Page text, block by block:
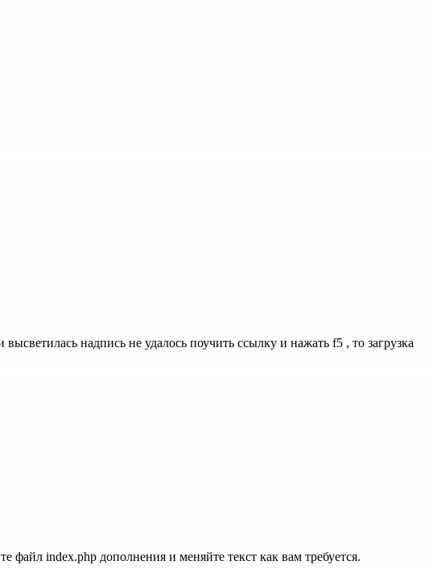
надпись не удалось поучить ссылку и нажать f5 , то загрузка
файл index.php дополнения и меняйте текст как вам требуется.